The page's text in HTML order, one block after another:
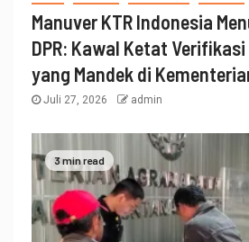
Manuver KTR Indonesia
DPR: Kawal Ketat
yang Mandek di
Juli 27, 2026 admin
3 min read